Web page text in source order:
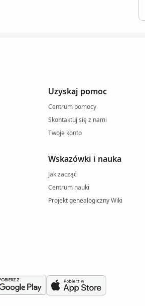
Uzyskaj pomoc
Centrum pomocy
Skontaktuj się z nami
Twoje konto
Wskazówki i nauka
Jak zacząć
Centrum nauki
Projekt genealogiczny Wiki